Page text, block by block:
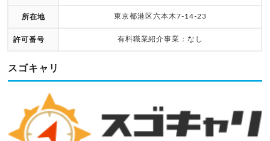
所在地 東京都港区六本木7-14-23
許可番号 有料職業紹介事業：なし
スゴキャリ